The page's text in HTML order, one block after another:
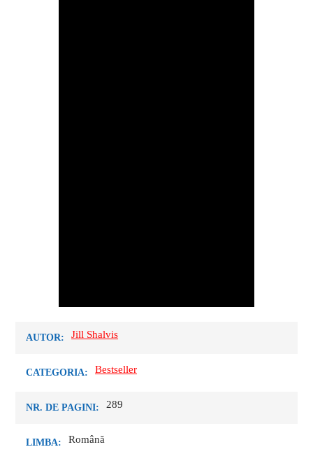
AUTOR: Jill Shalvis
CATEGORIA: Bestseller
NR. DE PAGINI: 289
LIMBA: Română